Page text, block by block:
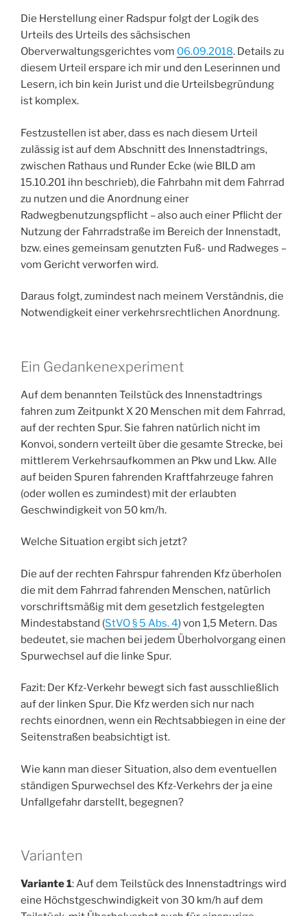
Die Herstellung einer Radspur folgt der Logik des
Urteils des Urteils des sächsischen
Oberverwaltungsgerichtes vom 06.09.2018. Details zu
diesem Urteil erspare ich mir und den Leserinnen und
Lesern, ich bin kein Jurist und die Urteilsbegründung
ist komplex.
Festzustellen ist aber, dass es nach diesem Urteil
zulässig ist auf dem Abschnitt des Innenstadtrings,
zwischen Rathaus und Runder Ecke (wie BILD am
15.10.201 ihn beschrieb), die Fahrbahn mit dem Fahrrad
zu nutzen und die Anordnung einer
Radwegbenutzungspflicht – also auch einer Pflicht der
Nutzung der Fahrradstraße im Bereich der Innenstadt,
bzw. eines gemeinsam genutzten Fuß- und Radweges –
vom Gericht verworfen wird.
Daraus folgt, zumindest nach meinem Verständnis, die
Notwendigkeit einer verkehrsrechtlichen Anordnung.
Ein Gedankenexperiment
Auf dem benannten Teilstück des Innenstadtrings
fahren zum Zeitpunkt X 20 Menschen mit dem Fahrrad,
auf der rechten Spur. Sie fahren natürlich nicht im
Konvoi, sondern verteilt über die gesamte Strecke, bei
mittlerem Verkehrsaufkommen an Pkw und Lkw. Alle
auf beiden Spuren fahrenden Kraftfahrzeuge fahren
(oder wollen es zumindest) mit der erlaubten
Geschwindigkeit von 50 km/h.
Welche Situation ergibt sich jetzt?
Die auf der rechten Fahrspur fahrenden Kfz überholen
die mit dem Fahrrad fahrenden Menschen, natürlich
vorschriftsmäßig mit dem gesetzlich festgelegten
Mindestabstand (StVO § 5 Abs. 4) von 1,5 Metern. Das
bedeutet, sie machen bei jedem Überholvorgang einen
Spurwechsel auf die linke Spur.
Fazit: Der Kfz-Verkehr bewegt sich fast ausschließlich
auf der linken Spur. Die Kfz werden sich nur nach
rechts einordnen, wenn ein Rechtsabbiegen in eine der
Seitenstraßen beabsichtigt ist.
Wie kann man dieser Situation, also dem eventuellen
ständigen Spurwechsel des Kfz-Verkehrs der ja eine
Unfallgefahr darstellt, begegnen?
Varianten
Variante 1: Auf dem Teilstück des Innenstadtrings wird
eine Höchstgeschwindigkeit von 30 km/h auf dem